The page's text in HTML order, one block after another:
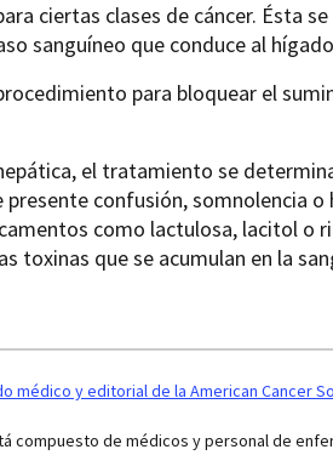
ciertas clases de cáncer. Ésta
sanguíneo que conduce al
para bloquear el
el tratamiento se
confusión, somnolencia
como lactulosa, lacitol o
toxinas que se acumulan en la
médico y editorial de la American Cancer
compuesto de médicos y personal de